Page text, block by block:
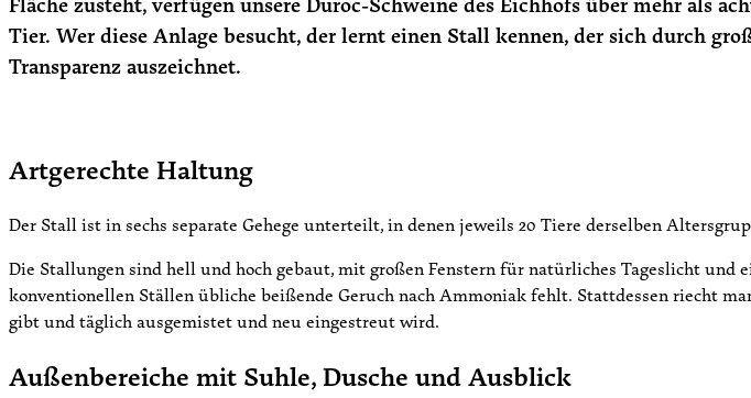
Tier. Wer diese Anlage besucht, der lernt einen Stall kennen, der sich durch
Transparenz auszeichnet.
Artgerechte Haltung
Der Stall ist in sechs separate Gehege unterteilt, in denen jeweils 20 Tiere derselben
Die Stallungen sind hell und hoch gebaut, mit großen Fenstern für natürliches Tageslicht
konventionellen Ställen übliche beißende Geruch nach Ammoniak fehlt. Stattdessen riecht
gibt und täglich ausgemistet und neu eingestreut wird.
Außenbereiche mit Suhle, Dusche und Ausblick